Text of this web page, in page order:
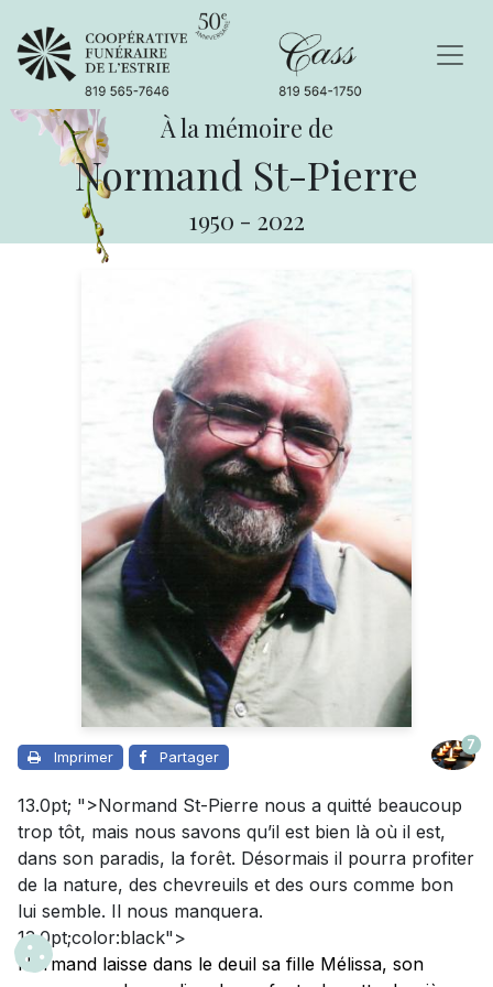
À la mémoire de
Normand St-Pierre
1950 - 2022
Imprimer Partager
7
13.0pt; ">Normand St-Pierre nous a quitté beaucoup
trop tôt, mais nous savons qu’il est bien là où il est,
dans son paradis, la forêt. Désormais il pourra profiter
de la nature, des chevreuils et des ours comme bon
lui semble. Il nous manquera.
13.0pt;color:black">
Normand laisse dans le deuil sa fille Mélissa, son